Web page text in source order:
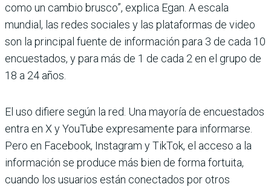
como un cambio brusco”, explica Egan. A escala
mundial, las redes sociales y las plataformas de video
son la principal fuente de información para 3 de cada 10
encuestados, y para más de 1 de cada 2 en el grupo de
18 a 24 años.
El uso difiere según la red. Una mayoría de encuestados
entra en X y YouTube expresamente para informarse.
Pero en Facebook, Instagram y TikTok, el acceso a la
información se produce más bien de forma fortuita,
cuando los usuarios están conectados por otros